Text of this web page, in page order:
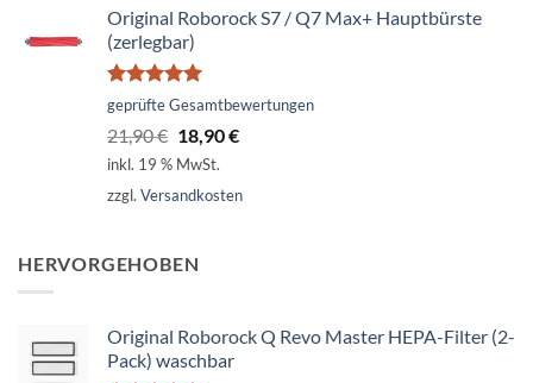
Original Roborock S7 / Q7 Max+ Hauptbürste
(zerlegbar)
Bewertet
von 5
geprüfte Gesamtbewertungen
21,90€ Ursprünglicher
Preis
war:
21,90 €
18,90€Aktueller
18,90 €.
inkl. 19 % MwSt.
zzgl. Versandkosten
HERVORGEHOBEN
Original Roborock Q Revo Master HEPA-Filter (2-
Pack) waschbar